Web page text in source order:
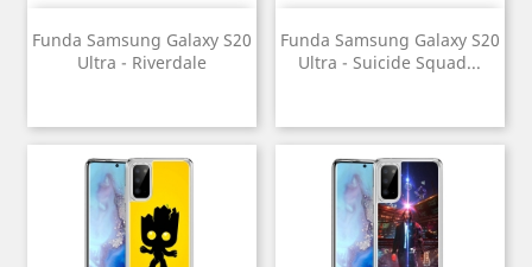
Funda Samsung Galaxy S20
Ultra - Riverdale
Funda Samsung Galaxy S20
Ultra - Suicide Squad...